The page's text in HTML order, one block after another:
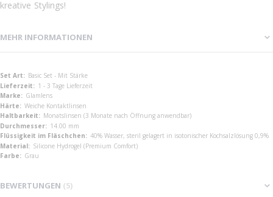
kreative Stylings!
MEHR INFORMATIONEN
Mehr
Informationen
Basic Set - Mit Stärke
1 - 3 Tage Lieferzeit
Glamlens
Weiche Kontaktlinsen
Monatslinsen (3 Monate nach Öffnung anwendbar)
14.00 mm
40% Wasser, steril gelagert in isotonischer Kochsalzlösung 0,9%
Silicone Hydrogel (Premium Comfort)
Grau
BEWERTUNGEN 5